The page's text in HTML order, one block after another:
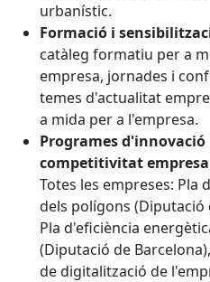
urbanístic.
Formació i
catàleg formatiu per a
empresa, jornades i
temes d'actualitat
a mida per a l'empresa.
Programes
competitivitat
Totes les empreses: Pla
dels polígons (Diputació
Pla d'eficiència
(Diputació de
de digitalització de